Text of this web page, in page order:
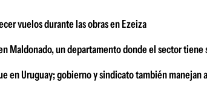
vuelos durante las obras en Ezeiza
Maldonado, un departamento donde el sector tiene
en Uruguay; gobierno y sindicato también manejan